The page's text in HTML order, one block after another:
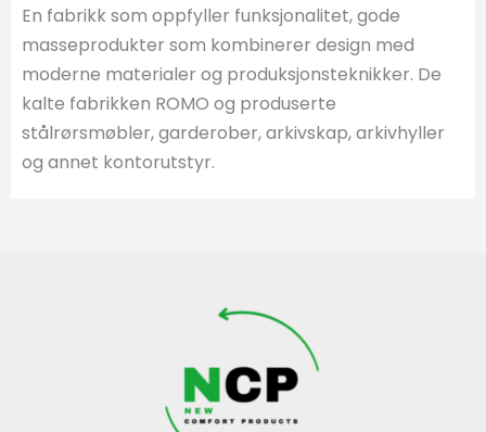
En fabrikk som oppfyller funksjonalitet, gode
masseprodukter som kombinerer design med
moderne materialer og produksjonsteknikker. De
kalte fabrikken ROMO og produserte
stålrørsmøbler, garderober, arkivskap, arkivhyller
og annet kontorutstyr.